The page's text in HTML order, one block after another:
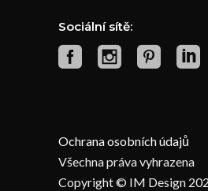
Sociální sítě:
Ochrana osobních údajů
Všechna práva vyhrazena
Copyright © IM Design